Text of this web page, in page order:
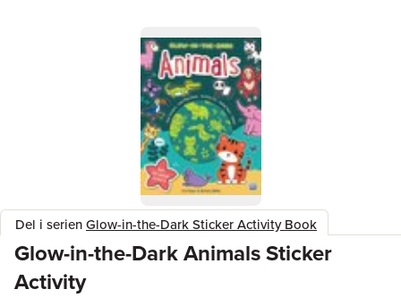
Del i serienGlow-in-the-Dark Sticker Activity Book
Glow-in-the-Dark Animals Sticker
Activity